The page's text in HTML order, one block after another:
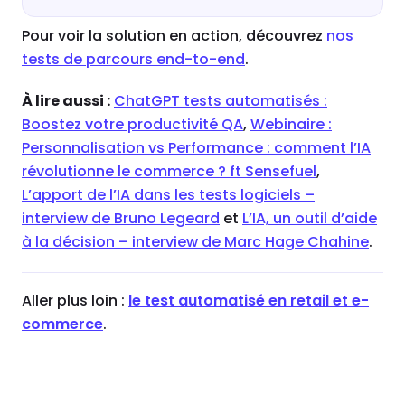
Pour voir la solution en action, découvrez nos
tests de parcours end-to-end.
À lire aussi : ChatGPT tests automatisés :
Boostez votre productivité QA, Webinaire :
Personnalisation vs Performance : comment l’IA
révolutionne le commerce ? ft Sensefuel,
L’apport de l’IA dans les tests logiciels –
interview de Bruno Legeard et L’IA, un outil d’aide
à la décision – interview de Marc Hage Chahine.
Aller plus loin : le test automatisé en retail et e-
commerce.